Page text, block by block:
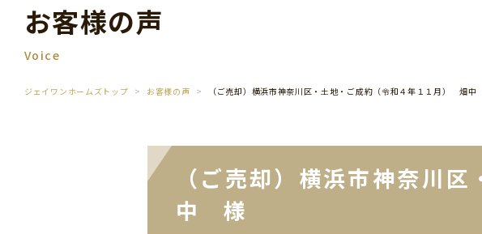
お客様の声
Voice
ジェイワンホームズトップ お客様の声 （ご売却）横浜市神奈川区・土地・ご成約（令和４年１１月） 畑
（ご売却）横浜市神奈川
中 様